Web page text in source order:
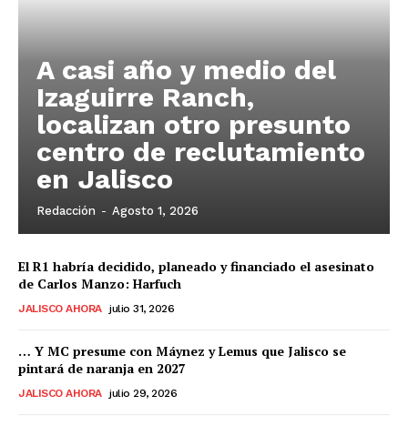
A casi año y medio del
Izaguirre Ranch,
localizan otro presunto
centro de reclutamiento
en Jalisco
Redacción - Agosto 1, 2026
El R1 habría decidido, planeado y financiado el asesinato
de Carlos Manzo: Harfuch
JALISCO AHORA julio 31, 2026
… Y MC presume con Máynez y Lemus que Jalisco se
pintará de naranja en 2027
JALISCO AHORA julio 29, 2026